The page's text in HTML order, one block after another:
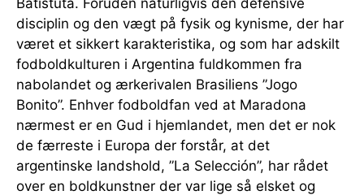
disciplin og den vægt på fysik og kynisme, der har
været et sikkert karakteristika, og som har adskilt
fodboldkulturen i Argentina fuldkommen fra
nabolandet og ærkerivalen Brasiliens ”Jogo
Bonito”. Enhver fodboldfan ved at Maradona
nærmest er en Gud i hjemlandet, men det er nok
de færreste i Europa der forstår, at det
argentinske landshold, ”La Selección”, har rådet
over en boldkunstner der var lige så elsket og